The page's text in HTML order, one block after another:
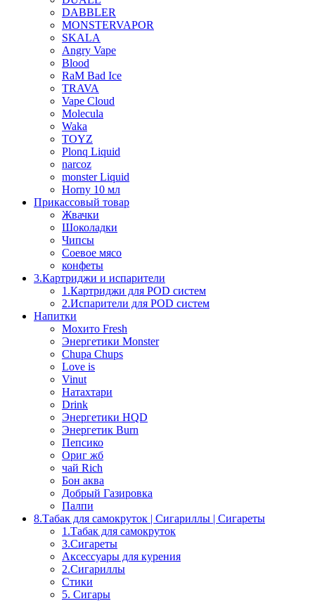
DABBLER
MONSTERVAPOR
SKALA
Angry Vape
Blood
RaM Bad Ice
TRAVA
Vape Cloud
Molecula
Waka
TOYZ
Plonq Liquid
narcoz
monster Liquid
Horny 10 мл
Прикассовый товар
Жвачки
Шоколадки
Чипсы
Соевое мясо
конфеты
3.Картриджи и испарители
1.Картриджи для POD систем
2.Испарители для POD систем
Напитки
Мохито Fresh
Энергетики Monster
Chupa Chups
Love is
Vinut
Натахтари
Drink
Энергетики HQD
Энергетик Burn
Пепсико
Ориг жб
чай Rich
Бон аква
Добрый Газировка
Палпи
8.Табак для самокруток | Сигариллы | Cигареты
1.Табак для самокруток
3.Сигареты
Аксессуары для курения
2.Сигариллы
Стики
5. Сигары